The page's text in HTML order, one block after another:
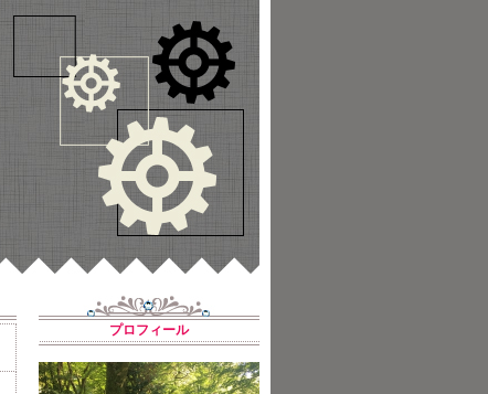
プロフィール